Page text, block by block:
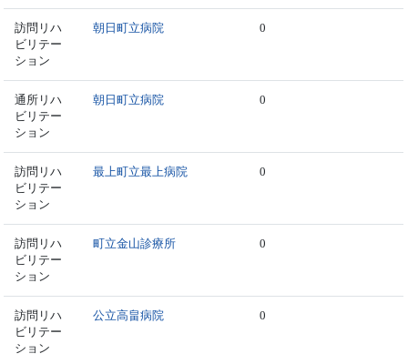
訪問リハ
ビリテー
ション
朝日町立病院 0
通所リハ
ビリテー
ション
朝日町立病院 0
訪問リハ
ビリテー
ション
最上町立最上病院 0
訪問リハ
ビリテー
ション
町立金山診療所 0
訪問リハ
ビリテー
ション
公立高畠病院 0